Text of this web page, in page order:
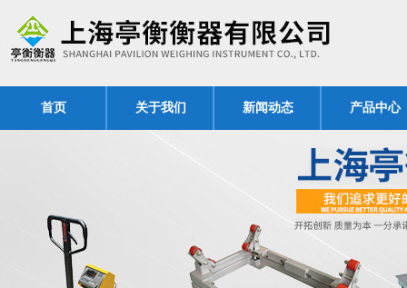
首页 关于我们 新闻动态 产品中心